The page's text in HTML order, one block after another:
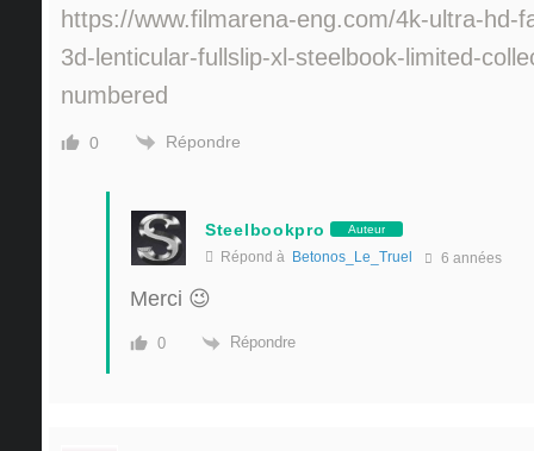
https://www.filmarena-eng.com/4k-ultra-hd-
3d-lenticular-fullslip-xl-steelbook-limited-
numbered
0 Répondre
Steelbookpro Auteur
Répond à Betonos_Le_Truel 6 années
Merci 😉
0 Répondre